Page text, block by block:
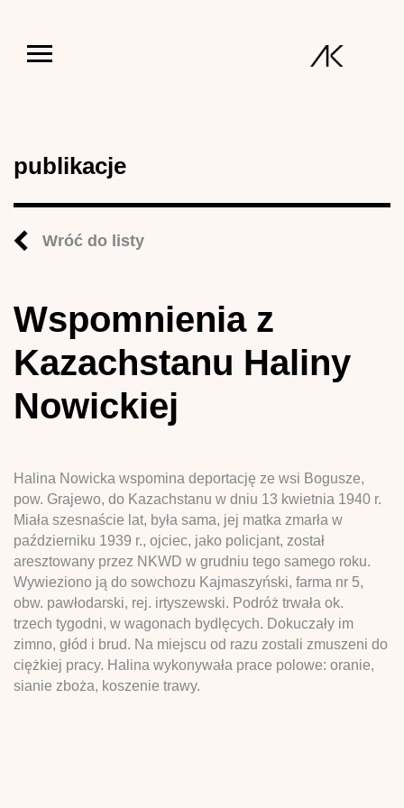
publikacje
Wróć do listy
Wspomnienia z
Kazachstanu Haliny
Nowickiej
Halina Nowicka wspomina deportację ze wsi Bogusze,
pow. Grajewo, do Kazachstanu w dniu 13 kwietnia 1940 r.
Miała szesnaście lat, była sama, jej matka zmarła w
październiku 1939 r., ojciec, jako policjant, został
aresztowany przez NKWD w grudniu tego samego roku.
Wywieziono ją do sowchozu Kajmaszyński, farma nr 5,
obw. pawłodarski, rej. irtyszewski. Podróż trwała ok.
trzech tygodni, w wagonach bydlęcych. Dokuczały im
zimno, głód i brud. Na miejscu od razu zostali zmuszeni do
ciężkiej pracy. Halina wykonywała prace polowe: oranie,
sianie zboża, koszenie trawy.